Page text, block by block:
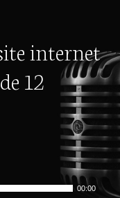
internet
12
00:00